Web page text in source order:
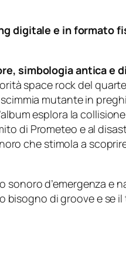
e in formato
simbologia antica e
space rock del
mutante in
esplora la
di Prometeo e al
che stimola a
sonoro d’emergenza e
di groove e se